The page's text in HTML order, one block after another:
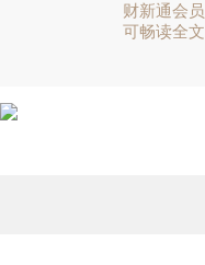
财新通会员
可畅读全文